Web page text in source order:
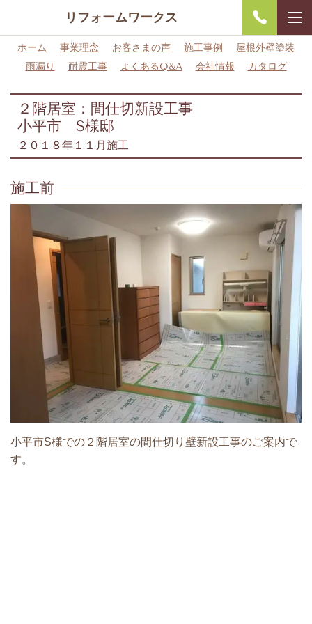
リフォームワークス
ホーム 事業理念 お客さまの声 施工事例
屋根外壁塗装
雨漏り
耐震工事 よくあるQ&A 会社情報 カタログ
２階居室：間仕切新設工事
小平市 S様邸
２０１８年１１月施工
施工前
小平市S様での２階居室の間仕切り壁新設工事のご案内で
す。